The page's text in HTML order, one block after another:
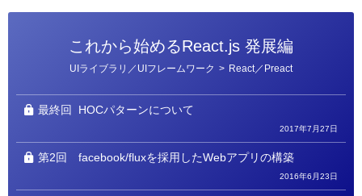
これから始めるReact.js 発展編
リ
ー
UIライブラリ／UIフレームワーク > React／Preact
最終回 HOCパターンについて
2017年7月27日
第2回 facebook/fluxを採用したWebアプリの構築
2016年6月23日